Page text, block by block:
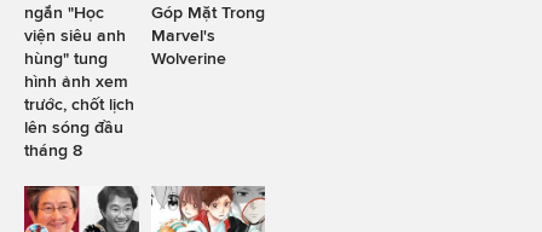
ngắn "Học
viện siêu anh
hùng" tung
hình ảnh xem
trước, chốt lịch
lên sóng đầu
tháng 8
Góp Mặt Trong
Marvel's
Wolverine